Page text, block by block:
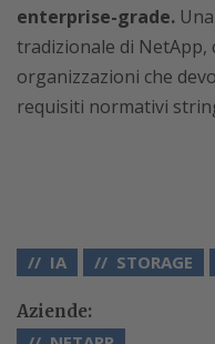
enterprise-grade.
tradizionale di
organizzazioni che
requisiti normativi
IA STORAGE
Aziende: